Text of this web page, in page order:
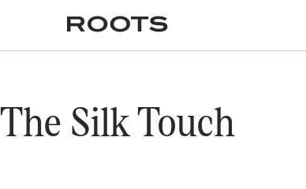
The Silk Touch